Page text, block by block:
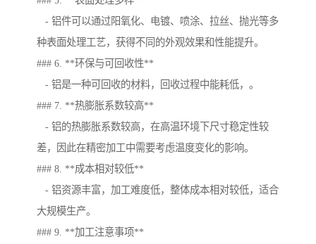
- 铝件可以通过阳氧化、电镀、喷涂、拉丝、抛光等多
种表面处理工艺，获得不同的外观效果和性能提升。
### 6. **环保与可回收性**
- 铝是一种可回收的材料，回收过程中能耗低，。
### 7. **热膨胀系数较高**
- 铝的热膨胀系数较高，在高温环境下尺寸稳定性较
差，因此在精密加工中需要考虑温度变化的影响。
### 8. **成本相对较低**
- 铝资源丰富，加工难度低，整体成本相对较低，适合
大规模生产。
### 9. **加工注意事项**